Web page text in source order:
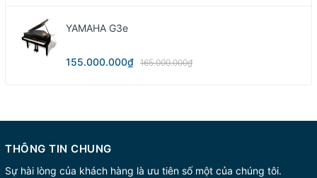
YAMAHA G3e
155.000.000₫ 165.000.000₫
THÔNG TIN CHUNG
Sự hài lòng của khách hàng là ưu tiên số một của chúng tôi.